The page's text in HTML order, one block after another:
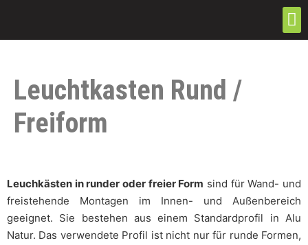
Leuchtkasten Rund /
Freiform
Leuchkästen in runder oder freier Form sind für Wand- und
freistehende Montagen im Innen- und Außenbereich
geeignet. Sie bestehen aus einem Standardprofil in Alu
Natur. Das verwendete Profil ist nicht nur für runde Formen,